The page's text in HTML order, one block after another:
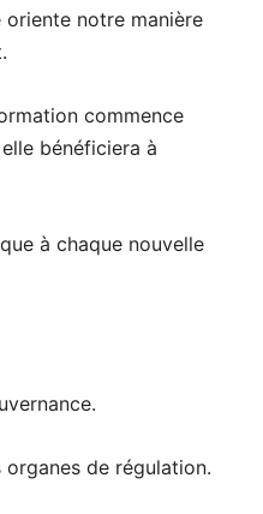
notre manière
commence
elle bénéficiera à
à chaque nouvelle
organes de régulation.